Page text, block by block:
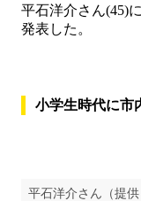
平石洋介さん(45)
発表した。
小学生時代に市
平石洋介さん（提供